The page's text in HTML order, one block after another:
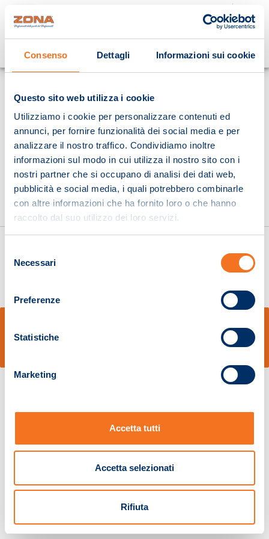
Consenso Dettagli Informazioni sui cookie
Questo sito web utilizza i cookie
Utilizziamo i cookie per personalizzare contenuti ed
annunci, per fornire funzionalità dei social media e per
analizzare il nostro traffico. Condividiamo inoltre
informazioni sul modo in cui utilizza il nostro sito con i
nostri partner che si occupano di analisi dei dati web,
pubblicità e social media, i quali potrebbero combinarle
con altre informazioni che ha fornito loro o che hanno
raccolto dal suo utilizzo dei loro servizi.
delNecessari
Preferenze
Statistiche
Marketing
Accetta tutti
Accetta selezionati
Rifiuta
Cosa stai cercando?
Pistoia 01680210505 – R.E.A. n.155974 - Cap.Soc. € 2.000.000,00 i.v. La
Società adotta il Codice Etico D.lgs. 231/01